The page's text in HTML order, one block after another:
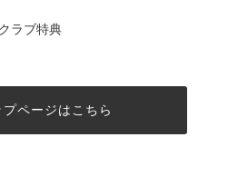
ラブ特典
ページはこちら